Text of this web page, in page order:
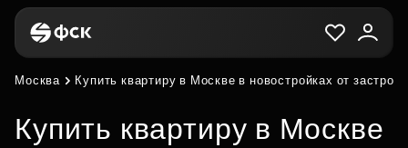
Москва Купить квартиру в Москве в новостройках от
Купить квартиру в Москве